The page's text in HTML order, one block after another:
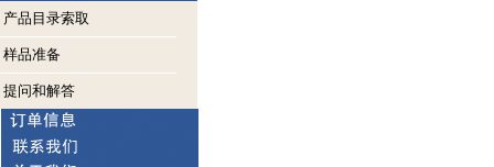
产品目录索取
样品准备
提问和解答